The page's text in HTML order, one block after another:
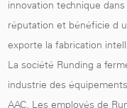
innovation technique
réputation et bénéficie d
exporte la fabrication
La société Runding a
industrie des
AAC. Les employés de